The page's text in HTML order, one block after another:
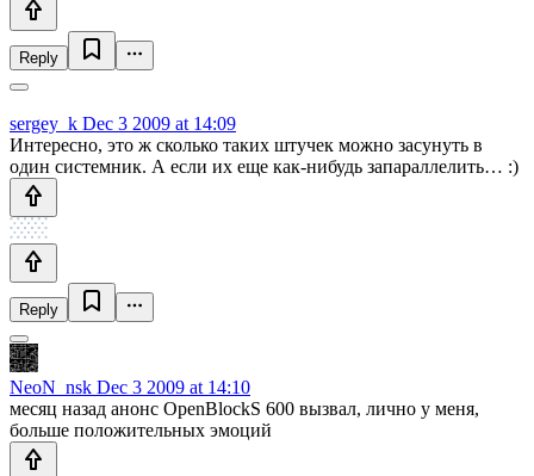
Reply
sergey_k Dec 3 2009 at 14:09
Интересно, это ж сколько таких штучек можно засунуть в
один системник. А если их еще как-нибудь запараллелить… :)
Reply
NeoN_nsk Dec 3 2009 at 14:10
месяц назад анонс OpenBlockS 600 вызвал, лично у меня,
больше положительных эмоций